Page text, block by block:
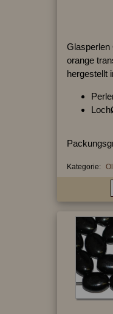
Glasperlen
orange
hergestellt
Kategorie: